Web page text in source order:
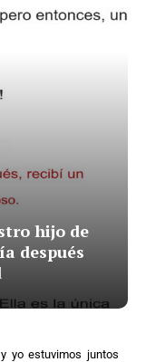
hijo de
después
yo estuvimos juntos